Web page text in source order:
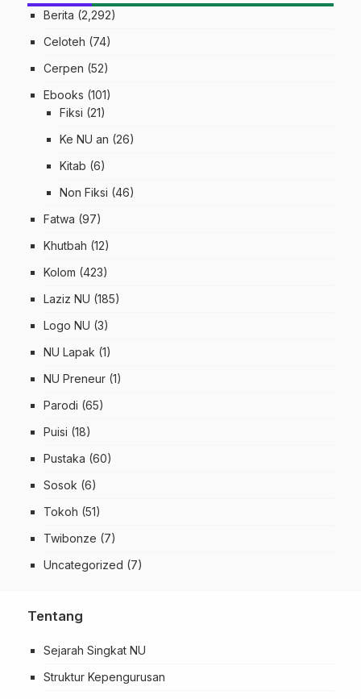
Berita (2,292)
Celoteh (74)
Cerpen (52)
Ebooks (101)
Fiksi (21)
Ke NU an (26)
Kitab (6)
Non Fiksi (46)
Fatwa (97)
Khutbah (12)
Kolom (423)
Laziz NU (185)
Logo NU (3)
NU Lapak (1)
NU Preneur (1)
Parodi (65)
Puisi (18)
Pustaka (60)
Sosok (6)
Tokoh (51)
Twibonze (7)
Uncategorized (7)
Tentang
Sejarah Singkat NU
Struktur Kepengurusan